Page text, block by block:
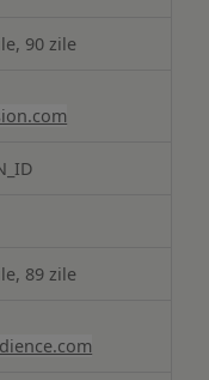
90 zile
89 zile